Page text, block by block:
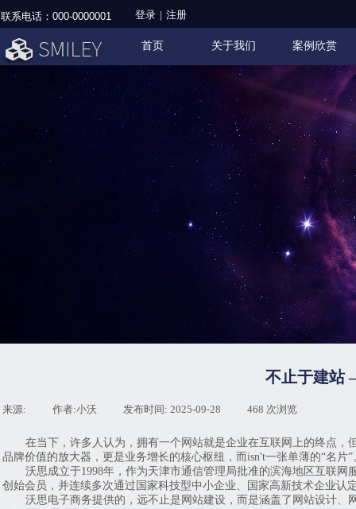
联系电话： 000-0000001 登录 | 注册
首页 关于我们 案例欣赏
不止于建站
来源: 作者:小沃 发布时间: 2025-09-28 468 次浏览
在当下，许多人认为，拥有一个网站就是企业在互联网上的终点
品牌价值的放大器，更是业务增长的核心枢纽，而isn't一张单薄的“名片”
沃思成立于1998年，作为天津市通信管理局批准的滨海地区互联
创始会员，并连续多次通过国家科技型中小企业、国家高新技术企业认
沃思电子商务提供的，远不止是网站建设，而是涵盖了网站设计